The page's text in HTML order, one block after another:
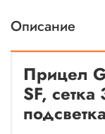
Описание
Прицел
SF,
подсветка